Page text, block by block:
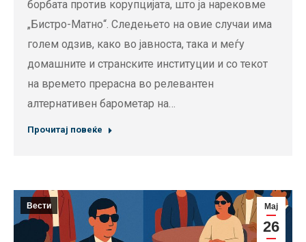
борбата против корупцијата, што ја нарековме
„Бистро-Матно“. Следењето на овие случаи има
голем одзив, како во јавноста, така и меѓу
домашните и странските институции и со текот
на времето прерасна во релевантен
алтернативен барометар на…
Прочитај повеќе
Мај
26
Вести